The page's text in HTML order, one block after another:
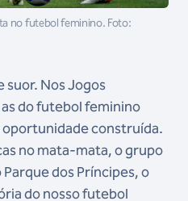
no futebol feminino. Foto:
suor. Nos Jogos
do futebol feminino
construída.
no mata-mata, o grupo
dos Príncipes, o
do nosso futebol